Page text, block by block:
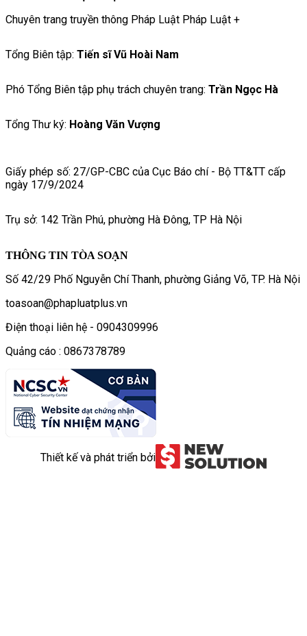
Chuyên trang truyền thông Pháp Luật Pháp Luật +
Tổng Biên tập: Tiến sĩ Vũ Hoài Nam
Phó Tổng Biên tập phụ trách chuyên trang: Trần Ngọc Hà
Tổng Thư ký: Hoàng Văn Vượng
Giấy phép số: 27/GP-CBC của Cục Báo chí - Bộ TT&TT cấp
ngày 17/9/2024
Trụ sở: 142 Trần Phú, phường Hà Đông, TP Hà Nội
THÔNG TIN TÒA SOẠN
Số 42/29 Phố Nguyễn Chí Thanh, phường Giảng Võ, TP. Hà Nội
toasoan@phapluatplus.vn
Điện thoại liên hệ - 0904309996
Quảng cáo : 0867378789
Thiết kế và phát triển bởi